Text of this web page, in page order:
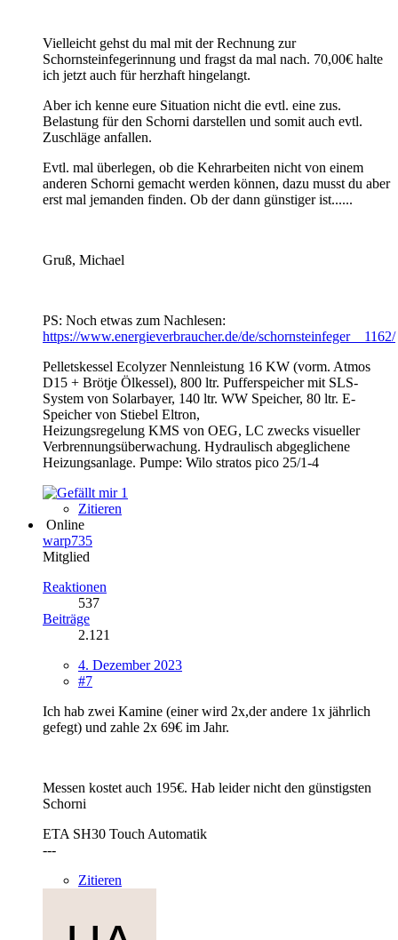
Vielleicht gehst du mal mit der Rechnung zur
Schornsteinfegerinnung und fragst da mal nach. 70,00€ halte
ich jetzt auch für herzhaft hingelangt.
Aber ich kenne eure Situation nicht die evtl. eine zus.
Belastung für den Schorni darstellen und somit auch evtl.
Zuschläge anfallen.
Evtl. mal überlegen, ob die Kehrarbeiten nicht von einem
anderen Schorni gemacht werden können, dazu musst du aber
erst mal jemanden finden. Ob der dann günstiger ist......
Gruß, Michael
PS: Noch etwas zum Nachlesen:
https://www.energieverbraucher.de/de/schornsteinfeger__1162/
Pelletskessel Ecolyzer Nennleistung 16 KW (vorm. Atmos
D15 + Brötje Ölkessel), 800 ltr. Pufferspeicher mit SLS-
System von Solarbayer, 140 ltr. WW Speicher, 80 ltr. E-
Speicher von Stiebel Eltron,
Heizungsregelung KMS von OEG, LC zwecks visueller
Verbrennungsüberwachung. Hydraulisch abgeglichene
Heizungsanlage. Pumpe: Wilo stratos pico 25/1-4
1
Zitieren
Online
warp735
Mitglied
Reaktionen
537
Beiträge
2.121
4. Dezember 2023
#7
Ich hab zwei Kamine (einer wird 2x,der andere 1x jährlich
gefegt) und zahle 2x 69€ im Jahr.
Messen kostet auch 195€. Hab leider nicht den günstigsten
Schorni
ETA SH30 Touch Automatik
---
Zitieren